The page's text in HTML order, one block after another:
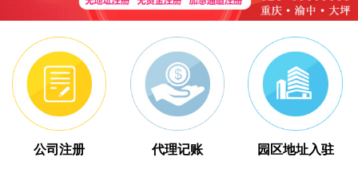
公司注册 代理记账 园区地址入驻